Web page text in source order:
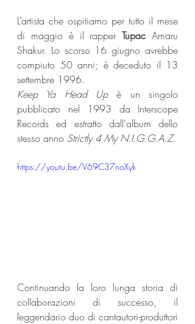
L’artista che ospitiamo per tutto il mese
di maggio è il rapper Tupac Amaru
Shakur. Lo scorso 16 giugno avrebbe
compiuto 50 anni; è deceduto il 13
settembre 1996.
Keep Ya Head Up è un singolo
pubblicato nel 1993 da Interscope
Records ed estratto dall'album dello
stesso anno
https://youtu.be/V69C37noXyk
Continuando la loro lunga storia di
collaborazioni di successo, il